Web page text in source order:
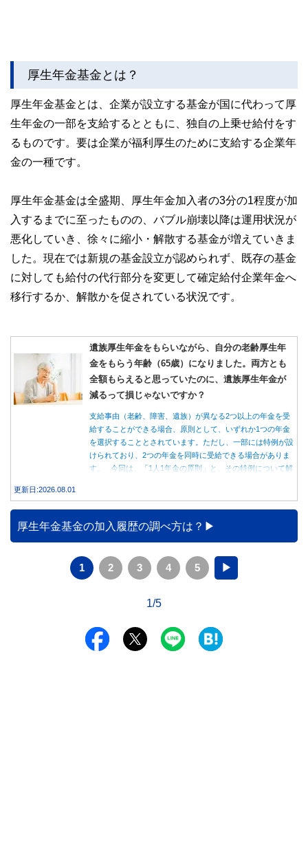
厚生年金基金とは？
厚生年金基金とは、企業が設立する基金が国に代わって厚
生年金の一部を支給するとともに、独自の上乗せ給付をす
るものです。要は企業が福利厚生のために支給する企業年
金の一種です。
厚生年金基金は全盛期、厚生年金加入者の3分の1程度が加
入するまでに至ったものの、バブル崩壊以降は運用状況が
悪化していき、徐々に縮小・解散する基金が増えていきま
した。現在では新規の基金設立が認められず、既存の基金
に対しても給付の代行部分を変更して確定給付企業年金へ
移行するか、解散かを促されている状況です。
遺族厚生年金をもらいながら、自分の老齢厚生年
金をもらう年齢（65歳）になりました。両方とも
全額もらえると思っていたのに、遺族厚生年金が
減るって損じゃないですか？
支給事由（老齢、障害、遺族）が異なる2つ以上の年金を受
給することができる場合、原則として、いずれか1つの年金
を選択することとされています。ただし、一部には特例が設
けられており、2つの年金を同時に受給できる場合がありま
す。 今回は、「1人1年金の原則」と、その特例について解
更新日:2026.08.01
厚生年金基金の加入履歴の調べ方は？
1 2 3 4 5 ▶
1/5